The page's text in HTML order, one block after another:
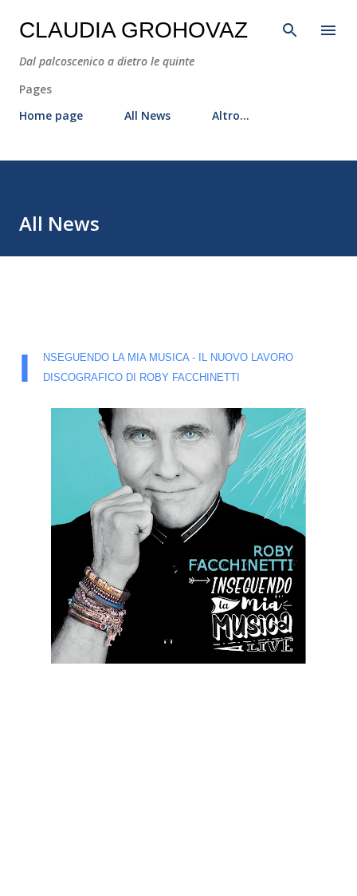
Passa ai contenuti principali
CLAUDIA GROHOVAZ
Dal palcoscenico a dietro le quinte
Pages
Home page
All News Altro…
All News
I
NSEGUENDO LA MIA MUSICA - IL NUOVO LAVORO
DISCOGRAFICO DI ROBY FACCHINETTI